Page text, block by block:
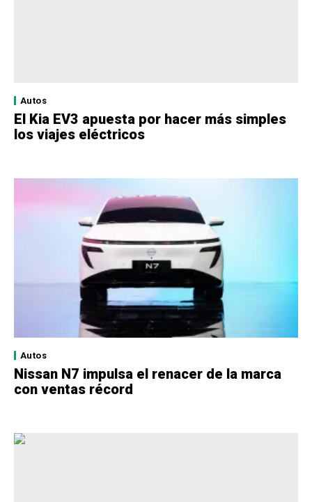
Autos
El Kia EV3 apuesta por hacer más simples
los viajes eléctricos
Autos
Nissan N7 impulsa el renacer de la marca
con ventas récord